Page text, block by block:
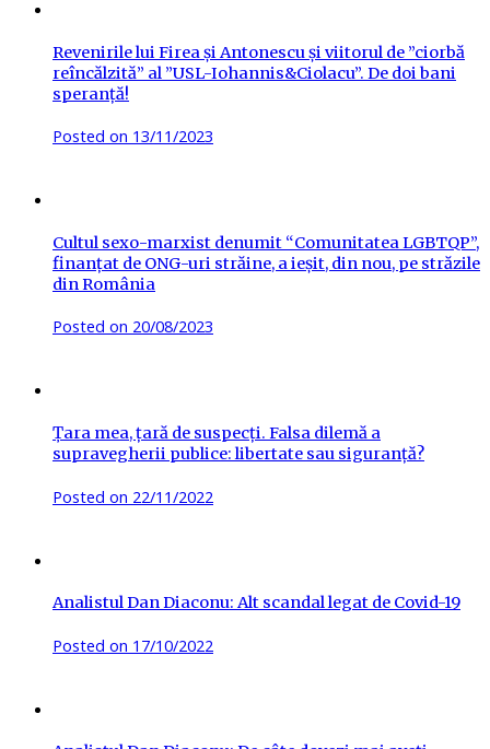
Revenirile lui Firea și Antonescu și viitorul de ”ciorbă
reîncălzită” al ”USL-Iohannis&Ciolacu”. De doi bani
speranță!
Posted on 13/11/2023
Cultul sexo-marxist denumit “Comunitatea LGBTQP”,
finanțat de ONG-uri străine, a ieșit, din nou, pe străzile
din România
Posted on 20/08/2023
Țara mea, țară de suspecți. Falsa dilemă a
supravegherii publice: libertate sau siguranță?
Posted on 22/11/2022
Analistul Dan Diaconu: Alt scandal legat de Covid-19
Posted on 17/10/2022